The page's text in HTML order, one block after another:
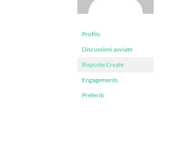
Profilo
Discussioni avviate
Risposte Create
Engagements
Preferiti